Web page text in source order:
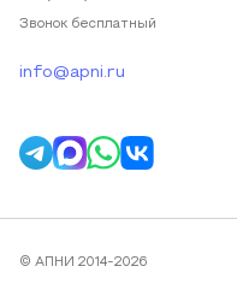
Звонок бесплатный
info@apni.ru
© АПНИ 2014-2026